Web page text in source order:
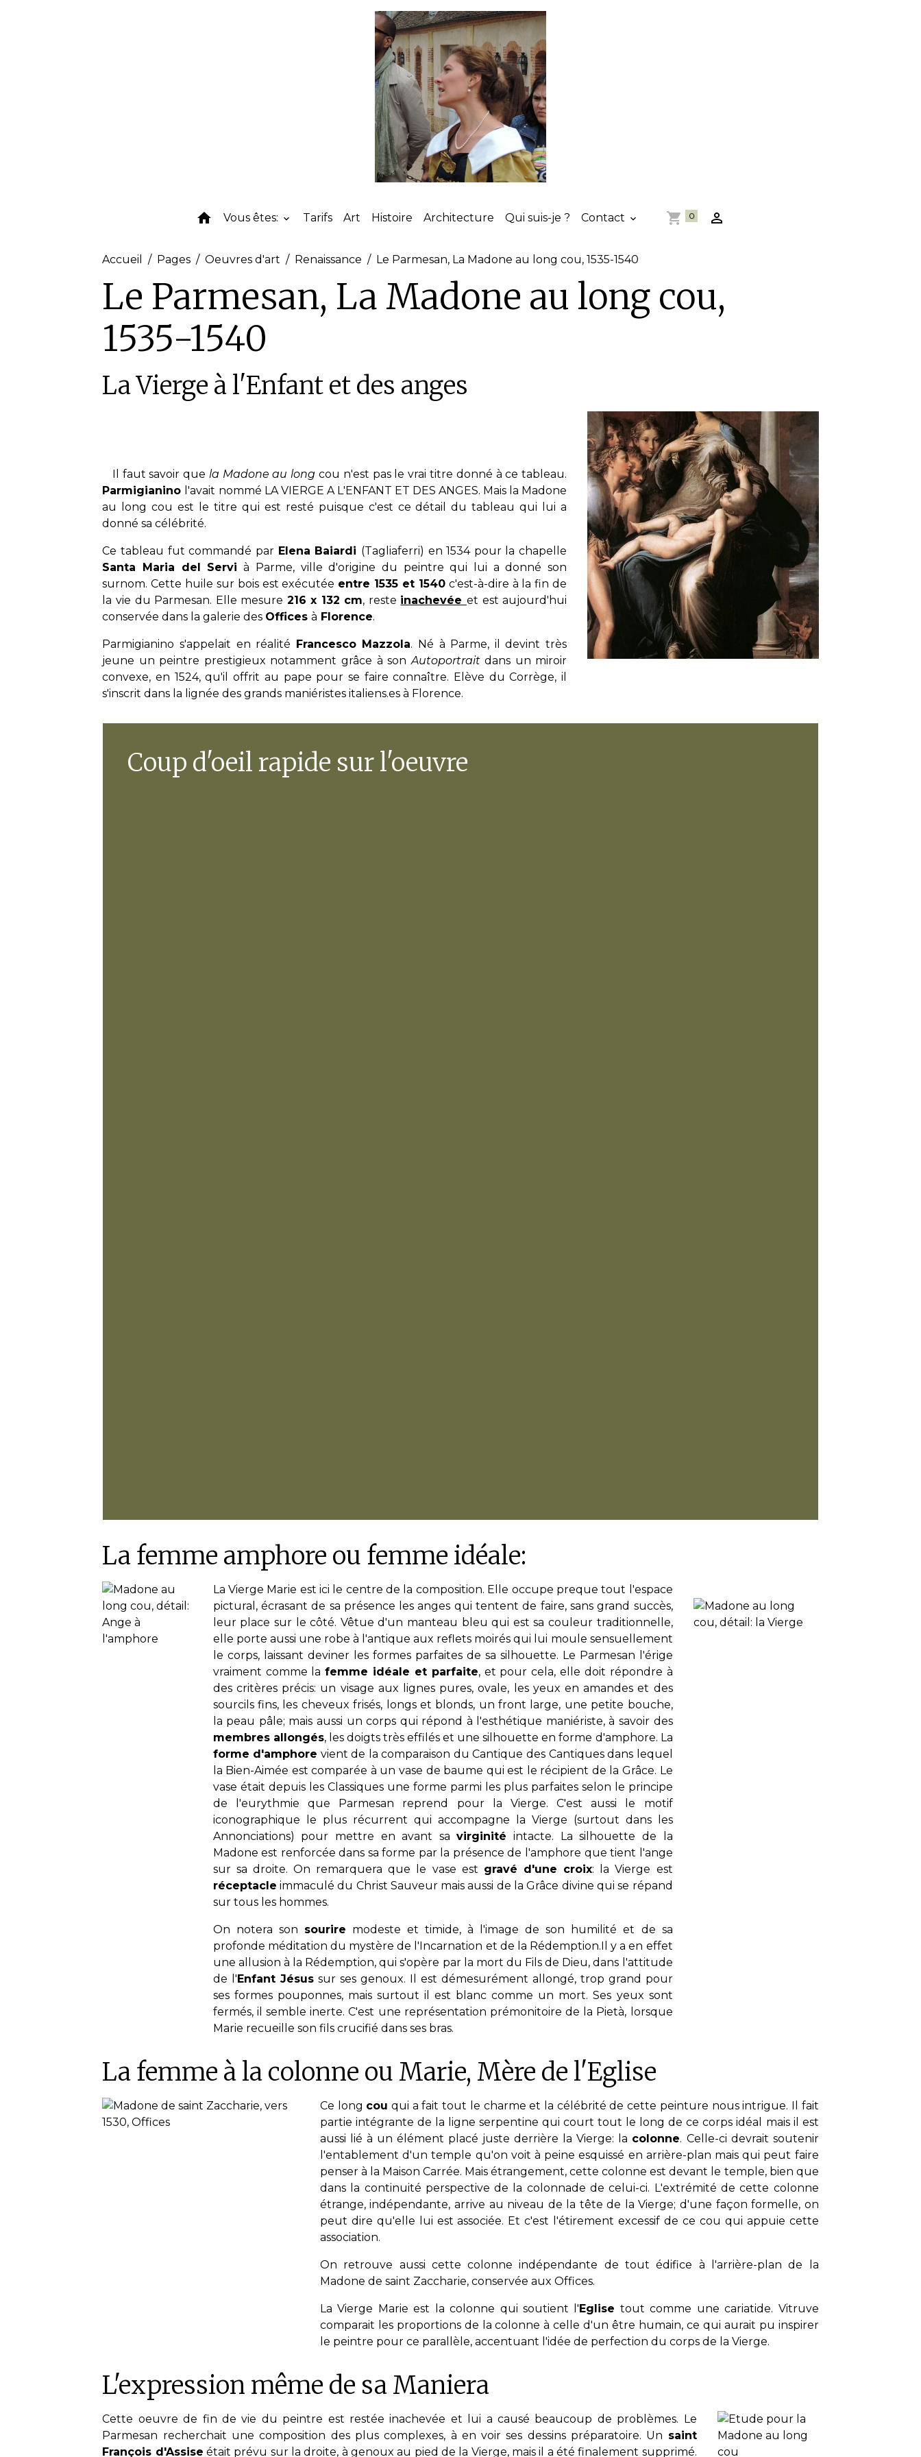
Vous êtes: Tarifs Art Histoire Architecture Qui suis-je ? Contact 0
Accueil Pages Oeuvres d'art Renaissance Le Parmesan, La Madone au long cou, 1535-1540
Le Parmesan, La Madone au long cou,
1535-1540
La Vierge à l'Enfant et des anges
Il faut savoir que la Madone au long cou n'est pas le vrai titre donné à ce tableau.
Parmigianino l'avait nommé LA VIERGE A L'ENFANT ET DES ANGES. Mais la Madone
au long cou est le titre qui est resté puisque c'est ce détail du tableau qui lui a
donné sa célébrité.
Ce tableau fut commandé par Elena Baiardi (Tagliaferri) en 1534 pour la chapelle
Santa Maria del Servi à Parme, ville d'origine du peintre qui lui a donné son
surnom. Cette huile sur bois est exécutée entre 1535 et 1540c'est-à-dire à la fin de
la vie du Parmesan. Elle mesure 216 x 132 cm, reste inachevéeet est aujourd'hui
conservée dans la galerie des Officesà Florence.
Parmigianino s'appelait en réalité Francesco Mazzola. Né à Parme, il devint très
jeune un peintre prestigieux notamment grâce à sonAutoportrait dans un miroir
convexe, en 1524, qu'il offrit au pape pour se faire connaître. Elève du Corrège, il
s'inscrit dans la lignée des grands maniéristes italiens.es à Florence.
Coup d'oeil rapide sur l'oeuvre
La femme amphore ou femme idéale:
La Vierge Marie est ici le centre de la composition. Elle occupe preque tout l'espace
pictural, écrasant de sa présence les anges qui tentent de faire, sans grand succès,
leur place sur le côté. Vêtue d'un manteau bleu qui est sa couleur traditionnelle,
elle porte aussi une robe à l'antique aux reflets moirés qui lui moule sensuellement
le corps, laissant deviner les formes parfaites de sa silhouette. Le Parmesan l'érige
vraiment comme lafemme idéale et parfaite, et pour cela, elle doit répondre à
des critères précis: un visage aux lignes pures, ovale, les yeux en amandes et des
sourcils fins, les cheveux frisés, longs et blonds, un front large, une petite bouche,
la peau pâle; mais aussi un corps qui répond à l'esthétique maniériste, à savoir des
membres allongés, les doigts très effilés et une silhouette en forme d'amphore. La
forme d'amphore vient de la comparaison du Cantique des Cantiques dans lequel
la Bien-Aimée est comparée à un vase de baume qui est le récipient de la Grâce. Le
vase était depuis les Classiques une forme parmi les plus parfaites selon le principe
de l'eurythmie que Parmesan reprend pour la Vierge. C'est aussi le motif
iconographique le plus récurrent qui accompagne la Vierge (surtout dans les
Annonciations) pour mettre en avant savirginité intacte. La silhouette de la
Madone est renforcée dans sa forme par la présence de l'amphore que tient l'ange
sur sa droite. On remarquera que le vase est gravé d'une croix: la Vierge est
réceptacle immaculé du Christ Sauveur mais aussi de la Grâce divine qui se répand
sur tous les hommes.
On notera son sourire modeste et timide, à l'image de son humilité et de sa
profonde méditation du mystère de l'Incarnation et de la Rédemption.Il y a en effet
une allusion à la Rédemption, qui s'opère par la mort du Fils de Dieu, dans l'attitude
de l'Enfant Jésussur ses genoux. Il est démesurément allongé, trop grand pour
ses formes pouponnes, mais surtout il est blanc comme un mort. Ses yeux sont
fermés, il semble inerte. C'est une représentation prémonitoire de la Pietà, lorsque
Marie recueille son fils crucifié dans ses bras.
La femme à la colonne ou Marie, Mère de l'Eglise
Ce long cou qui a fait tout le charme et la célébrité de cette peinture nous intrigue. Il fait
partie intégrante de la ligne serpentine qui court tout le long de ce corps idéal mais il est
aussi lié à un élément placé juste derrière la Vierge: la colonne. Celle-ci devrait soutenir
l'entablement d'un temple qu'on voit à peine esquissé en arrière-plan mais qui peut faire
penser à la Maison Carrée. Mais étrangement, cette colonne est devant le temple, bien que
dans la continuité perspective de la colonnade de celui-ci. L'extrémité de cette colonne
étrange, indépendante, arrive au niveau de la tête de la Vierge; d'une façon formelle, on
peut dire qu'elle lui est associée. Et c'est l'étirement excessif de ce cou qui appuie cette
association.
On retrouve aussi cette colonne indépendante de tout édifice à l'arrière-plan de la
Madone de saint Zaccharie, conservée aux Offices.
La Vierge Marie est la colonne qui soutient l'Eglise tout comme une cariatide. Vitruve
comparait les proportions de la colonne à celle d'un être humain, ce qui aurait pu inspirer
le peintre pour ce parallèle, accentuant l'idée de perfection du corps de la Vierge.
L'expression même de sa Maniera
Cette oeuvre de fin de vie du peintre est restée inachevée et lui a causé beaucoup de problèmes. Le
Parmesan recherchait une composition des plus complexes, à en voir ses dessins préparatoire. Un saint
François d'Assise était prévu sur la droite, à genoux au pied de la Vierge, mais il a été finalement supprimé.